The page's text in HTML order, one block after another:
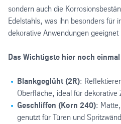
sondern auch die
Edelstahls, was ihn besonders für
dekorative Anwendungen geeignet
Das Wichtigste hier noch
Blankgeglüht (2R):
Oberfläche, ideal für dekorative
Geschliffen (Korn 240):
genutzt für Türen und